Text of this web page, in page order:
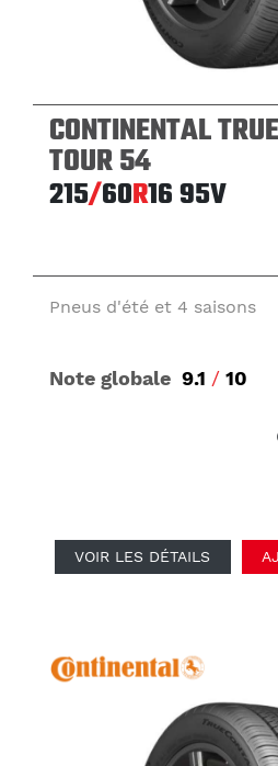
CONTINENTAL
TOUR 54
215/60R1695V
Pneus d'été et 4 saisons
Note globale 9.1 / 10
VOIR LES DÉTAILS